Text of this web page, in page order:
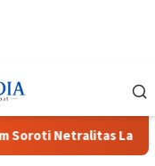
Netralitas Lampung